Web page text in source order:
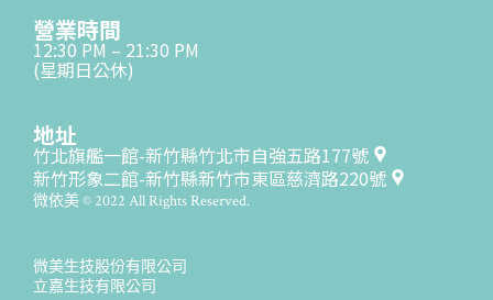
營業時間
12:30 PM – 21:30 PM
(星期日公休)
地址
竹北旗艦一館-新竹縣竹北市自強五路177號
新竹形象二館-新竹縣新竹市東區慈濟路220號
微依美 © 2022 All Rights Reserved.
微美生技股份有限公司
立嘉生技有限公司